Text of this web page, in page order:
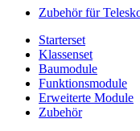
Zubehör für
Starterset
Klassenset
Baumodule
Funktionsmodule
Erweiterte Module
Zubehör